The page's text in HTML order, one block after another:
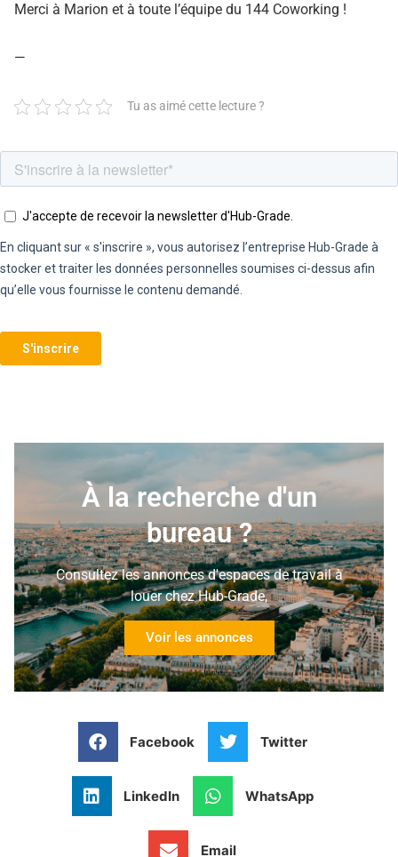
Merci à Marion et à toute l’équipe du 144 Coworking !
—
Tu as aimé cette lecture ?
À la recherche d'un
bureau ?
Consultez les annonces d'espaces de travail à
louer chez Hub-Grade,
Voir les annonces
Facebook Twitter
LinkedIn WhatsApp
Email